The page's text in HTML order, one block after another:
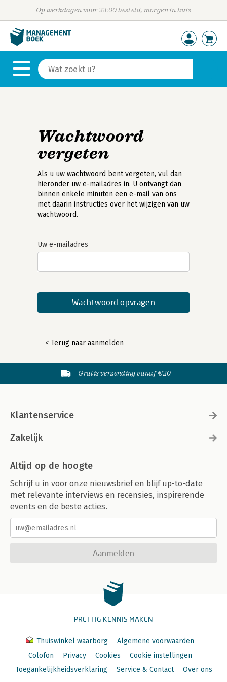
Op werkdagen voor 23:00 besteld, morgen in huis
Wachtwoord
vergeten
Als u uw wachtwoord bent vergeten, vul dan
hieronder uw e-mailadres in. U ontvangt dan
binnen enkele minuten een e-mail van ons
met daarin instructies over het wijzigen van uw
wachtwoord.
Uw e-mailadres
< Terug naar aanmelden
Gratis verzending vanaf €20
Klantenservice
Zakelijk
Altijd op de hoogte
Schrijf u in voor onze nieuwsbrief en blijf up-to-date
met relevante interviews en recensies, inspirerende
events en de beste acties.
Aanmelden
PRETTIG KENNIS MAKEN
Thuiswinkel waarborg
Algemene voorwaarden
Colofon
Privacy Cookies
Cookie instellingen
Toegankelijkheidsverklaring
Service & Contact Over ons